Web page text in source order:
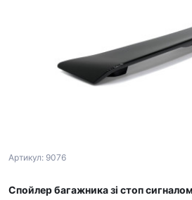
Артикул: 9076
Спойлер багажника зі стоп